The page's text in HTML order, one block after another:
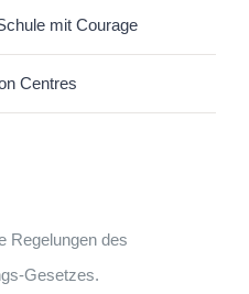
mit Courage
Centres
Regelungen des
Gesetzes.